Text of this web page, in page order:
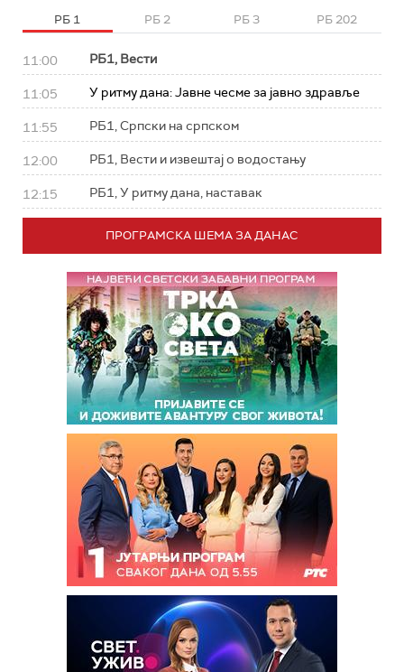
РБ 1 РБ 2 РБ 3 РБ 202
11:00 РБ1, Вести
11:05 У ритму дана: Јавне чесме за јавно здравље
11:55 РБ1, Српски на српском
12:00 РБ1, Вести и извештај о водостању
12:15 РБ1, У ритму дана, наставак
ПРОГРАМСКА ШЕМА ЗА ДАНАС